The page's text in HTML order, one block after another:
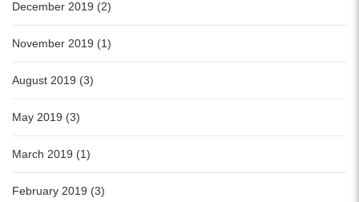
December 2019 (2)
November 2019 (1)
August 2019 (3)
May 2019 (3)
March 2019 (1)
February 2019 (3)